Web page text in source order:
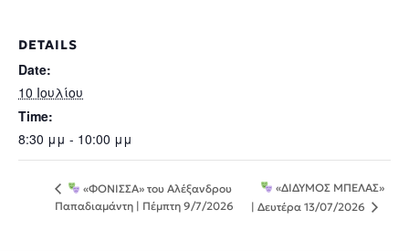
DETAILS
Date:
10 Ιουλίου
Time:
8:30 μμ - 10:00 μμ
«ΦΟΝΙΣΣΑ» του Αλέξανδρου
Παπαδιαμάντη | Πέμπτη 9/7/2026
«ΔΙΔΥΜΟΣ ΜΠΕΛΑΣ»
| Δευτέρα 13/07/2026